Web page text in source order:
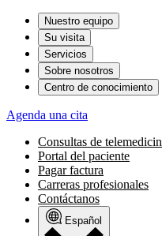
Nuestro equipo
Su visita
Servicios
Sobre nosotros
Centro de conocimiento
Agenda una cita
Consultas de
Portal del paciente
Pagar factura
Carreras profesionales
Contáctanos
Español